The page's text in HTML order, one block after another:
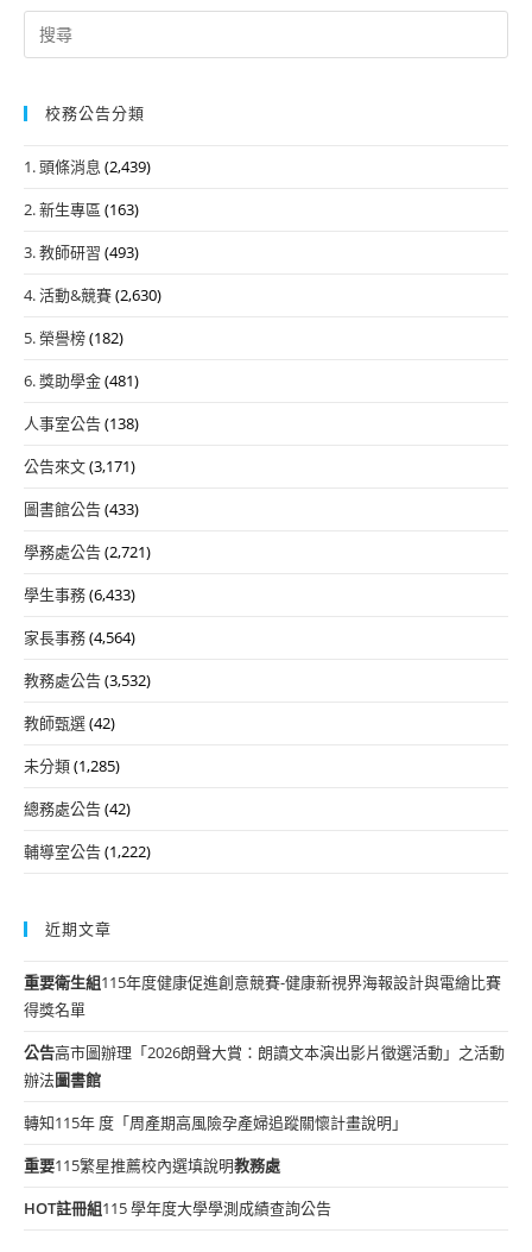
Search
for:
校務公告分類
1. 頭條消息 (2,439)
2. 新生專區 (163)
3. 教師研習 (493)
4. 活動&競賽(2,630)
5. 榮譽榜(182)
6. 獎助學金(481)
人事室公告(138)
公告來文(3,171)
圖書館公告(433)
學務處公告(2,721)
學生事務(6,433)
家長事務(4,564)
教務處公告(3,532)
教師甄選(42)
未分類(1,285)
總務處公告(42)
輔導室公告(1,222)
近期文章
重要衛生組115年度健康促進創意競賽-健康新視界海報設計與電繪比賽
得獎名單
公告高市圖辦理「2026朗聲大賞：朗讀文本演出影片徵選活動」之活動
辦法圖書館
轉知115年 度「周產期高風險孕產婦追蹤關懷計畫說明」
重要115繁星推薦校內選填說明教務處
HOT註冊組115 學年度大學學測成績查詢公告